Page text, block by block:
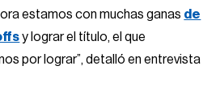
estamos con muchas ganas de
y lograr el título, el que
por lograr”, detalló en entrevista